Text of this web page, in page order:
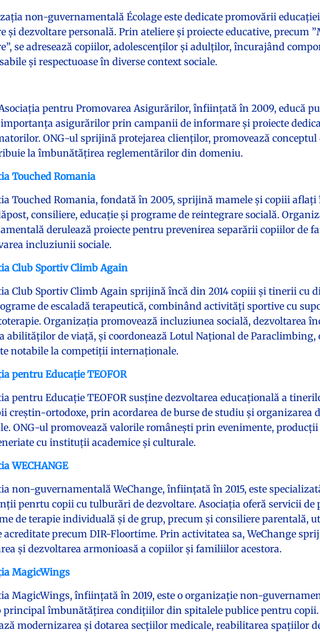
non-guvernamentală Écolage este dedicate promovării
și dezvoltare personală. Prin ateliere și proiecte educative, precum
se adresează copiilor, adolescenților și adulților, încurajând
și respectuoase în diverse context sociale.
pentru Promovarea Asigurărilor, înființată în 2009, educă
importanța asigurărilor prin campanii de informare și proiecte
ONG-ul sprijină protejarea clienților, promovează conceptul
la îmbunătățirea reglementărilor din domeniu.
Touched Romania
Touched Romania, fondată în 2005, sprijină mamele și copiii
consiliere, educație și programe de reintegrare socială.
derulează proiecte pentru prevenirea separării copiilor de
incluziunii sociale.
Club Sportiv Climb Again
Club Sportiv Climb Again sprijină încă din 2014 copiii și tinerii cu
de escaladă terapeutică, combinând activități sportive cu
Organizația promovează incluziunea socială, dezvoltarea
abilităților de viață, și coordonează Lotul Național de
notabile la competiții internaționale.
pentru Educație TEOFOR
pentru Educație TEOFOR susține dezvoltarea educațională a
creștin-ortodoxe, prin acordarea de burse de studiu și organizarea
ONG-ul promovează valorile românești prin evenimente,
cu instituții academice și culturale.
WECHANGE
non-guvernamentală WeChange, înființată în 2015, este
penrtu copii cu tulburări de dezvoltare. Asociația oferă servicii de
de terapie individuală și de grup, precum și consiliere parentală,
acreditate precum DIR-Floortime. Prin activitatea sa, WeChange
și dezvoltarea armonioasă a copiilor și familiilor acestora.
MagicWings
MagicWings, înființată în 2019, este o organizație non-
principal îmbunătățirea condițiilor din spitalele publice pentru
modernizarea și dotarea secțiilor medicale, reabilitarea spațiilor